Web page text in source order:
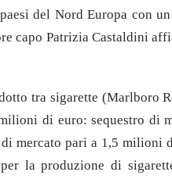
del Nord Europa con
capo Patrizia Castaldini
tra sigarette (Marlboro
di euro: sequestro di
mercato pari a 1,5
la produzione di